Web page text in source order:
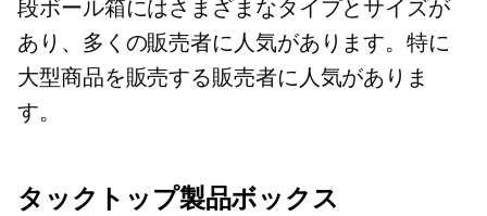
段ボール箱にはさまざまなタイプとサイズが
あり、多くの販売者に人気があります。特に
大型商品を販売する販売者に人気がありま
す。
タックトップ製品ボックス